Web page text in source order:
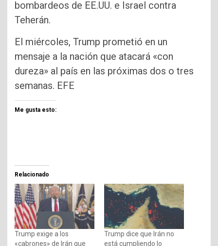
bombardeos de EE.UU. e Israel contra
Teherán.
El miércoles, Trump prometió en un
mensaje a la nación que atacará «con
dureza» al país en las próximas dos o tres
semanas. EFE
Me gusta esto:
Relacionado
Trump exige a los
«cabrones» de Irán que
Trump dice que Irán no
está cumpliendo lo